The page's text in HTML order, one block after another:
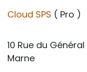
Cloud SPS ( Pro )
10 Rue du
Marne